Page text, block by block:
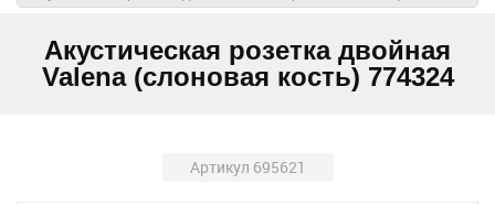
Акустическая розетка двойная
Valena (слоновая кость) 774324
Артикул 695621